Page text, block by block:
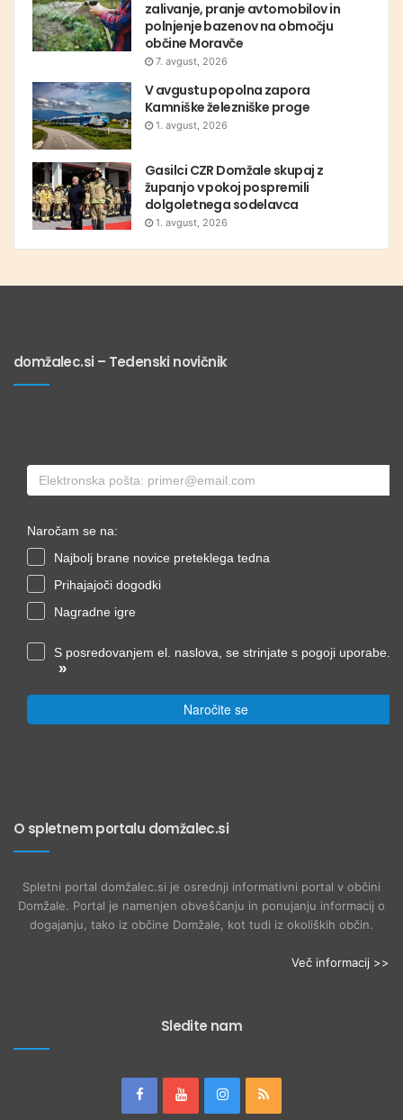
zalivanje, pranje avtomobilov in
polnjenje bazenov na območju
občine Moravče
7. avgust, 2026
V avgustu popolna zapora
Kamniške železniške proge
1. avgust, 2026
Gasilci CZR Domžale skupaj z
županjo v pokoj pospremili
dolgoletnega sodelavca
1. avgust, 2026
domžalec.si – Tedenski novičnik
Naročam se na:
Najbolj brane novice preteklega tedna
Prihajajoči dogodki
Nagradne igre
S posredovanjem el. naslova, se strinjate s pogoji uporabe.
»
Naročite se
O spletnem portalu domžalec.si
Spletni portal domžalec.si je osrednji informativni portal v občini
Domžale. Portal je namenjen obveščanju in ponujanju informacij o
dogajanju, tako iz občine Domžale, kot tudi iz okoliških občin.
Več informacij >>
Sledite nam